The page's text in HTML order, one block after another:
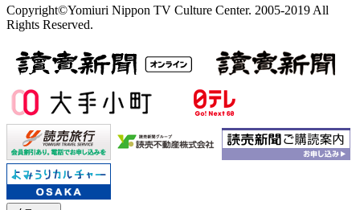
Copyright©Yomiuri Nippon TV Culture Center. 2005-2019 All
Rights Reserved.